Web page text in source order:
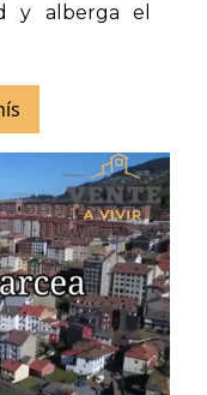
y alberga el